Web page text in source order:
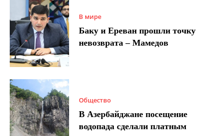
В мире
Баку и Ереван прошли точку
невозврата – Мамедов
Общество
В Азербайджане посещение
водопада сделали платным